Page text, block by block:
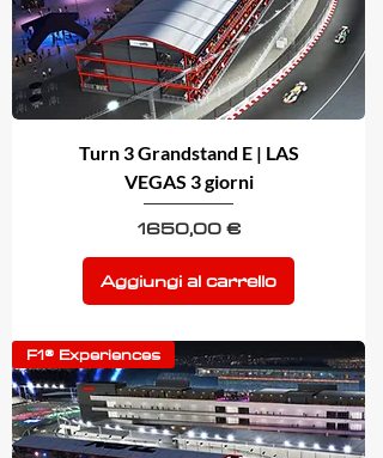
Turn 3 Grandstand E | LAS
VEGAS 3 giorni
Prezzo
1650,00 €
Aggiungi al carrello
F1® Experiences